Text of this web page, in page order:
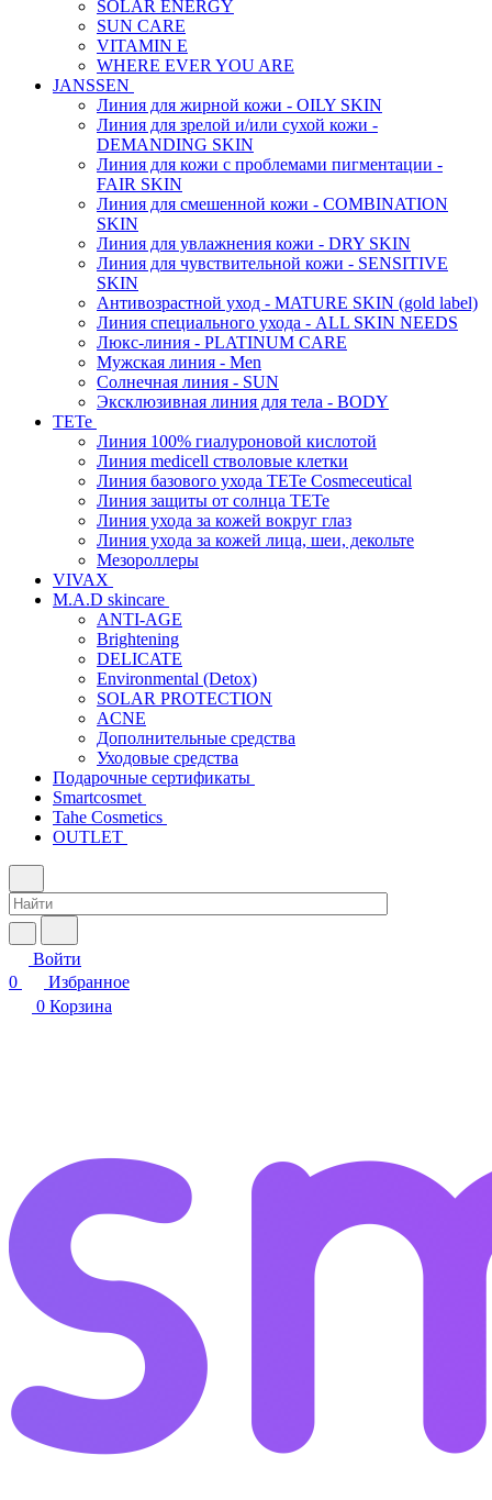
SOLAR ENERGY
SUN CARE
VITAMIN E
WHERE EVER YOU ARE
JANSSEN
Линия для жирной кожи - OILY SKIN
Линия для зрелой и/или сухой кожи -
DEMANDING SKIN
Линия для кожи с проблемами пигментации -
FAIR SKIN
Линия для смешенной кожи - COMBINATION
SKIN
Линия для увлажнения кожи - DRY SKIN
Линия для чувствительной кожи - SENSITIVE
SKIN
Антивозрастной уход - MATURE SKIN (gold label)
Линия специального ухода - ALL SKIN NEEDS
Люкс-линия - PLATINUM CARE
Мужская линия - Men
Солнечная линия - SUN
Эксклюзивная линия для тела - BODY
TETe
Линия 100% гиалуроновой кислотой
Линия medicell стволовые клетки
Линия базового ухода TETe Cosmeceutical
Линия защиты от солнца TETe
Линия ухода за кожей вокруг глаз
Линия ухода за кожей лица, шеи, декольте
Мезороллеры
VIVAX
M.A.D skincare
ANTI-AGE
Brightening
DELICATE
Environmental (Detox)
SOLAR PROTECTION
АCNE
Дополнительные средства
Уходовые средства
Подарочные сертификаты
Smartcosmet
Tahe Cosmetics
OUTLET
Войти
0
Избранное
0 Корзина